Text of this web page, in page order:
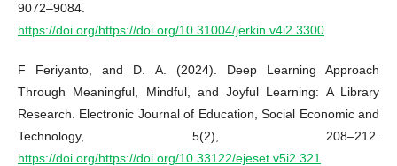
9072–9084.
https://doi.org/https://doi.org/10.31004/jerkin.v4i2.3300
F Feriyanto, and D. A. (2024). Deep Learning Approach
Through Meaningful, Mindful, and Joyful Learning: A Library
Research. Electronic Journal of Education, Social Economic and
Technology, 5(2), 208–212.
https://doi.org/https://doi.org/10.33122/ejeset.v5i2.321